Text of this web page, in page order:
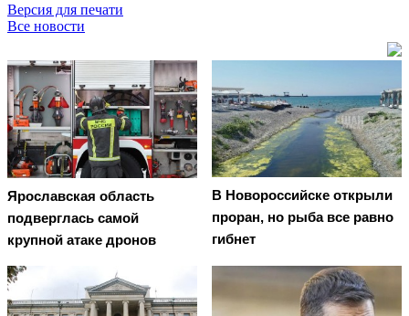
Версия для печати
Все новости
Ярославская область
подверглась самой
крупной атаке дронов
В Новороссийске открыли
проран, но рыба все равно
гибнет